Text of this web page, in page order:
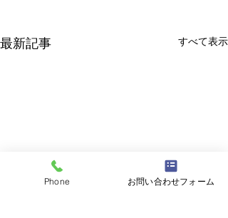
最新記事 すべて表示
Phone お問い合わせフォーム